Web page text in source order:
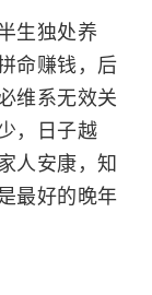
生独处养
命赚钱，后
维系无效关
，日子越
人安康，知
最好的晚年